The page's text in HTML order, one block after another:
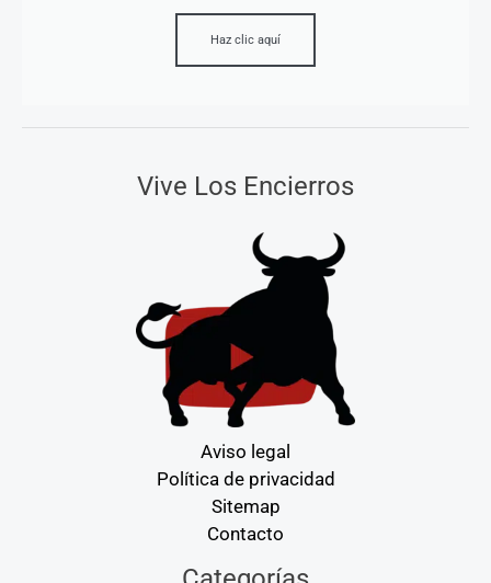
Haz clic aquí
Vive Los Encierros
Aviso legal
Política de privacidad
Sitemap
Contacto